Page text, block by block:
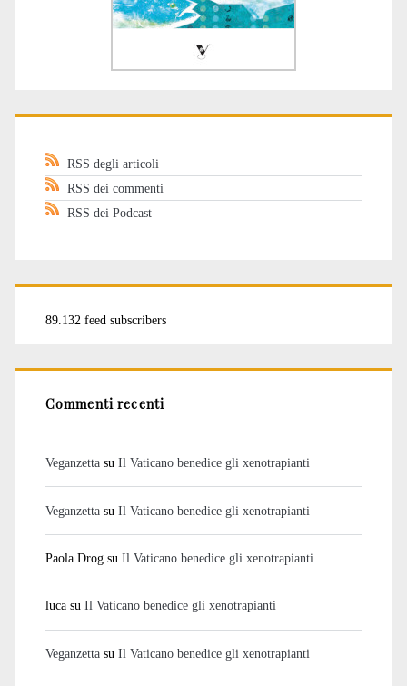
RSS degli articoli
RSS dei commenti
RSS dei Podcast
89.132 feed subscribers
Commenti recenti
Veganzettasu Il Vaticano benedice gli xenotrapianti
Veganzettasu Il Vaticano benedice gli xenotrapianti
Paola Drogsu Il Vaticano benedice gli xenotrapianti
lucasu Il Vaticano benedice gli xenotrapianti
Veganzettasu Il Vaticano benedice gli xenotrapianti